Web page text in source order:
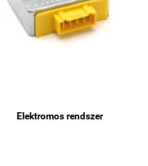
Elektromos rendszer